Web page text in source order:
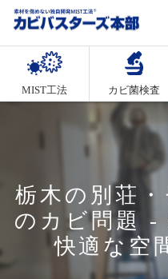
MIST工法 カビ菌検査
栃木の別荘
のカビ問題 -
快適な空